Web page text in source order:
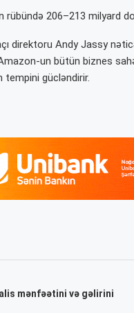
rübündə 206–213 milyard
direktoru Andy Jassy
un bütün biznes
tempini gücləndirir.
mənfəətini və gəlirini